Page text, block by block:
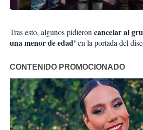
Tras esto, algunos pidieroncancelar al
una menor de edad’ en la portada del